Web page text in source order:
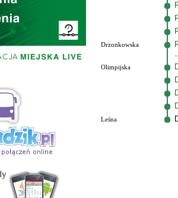
Drzonkowska
Olimpijska
Leśna